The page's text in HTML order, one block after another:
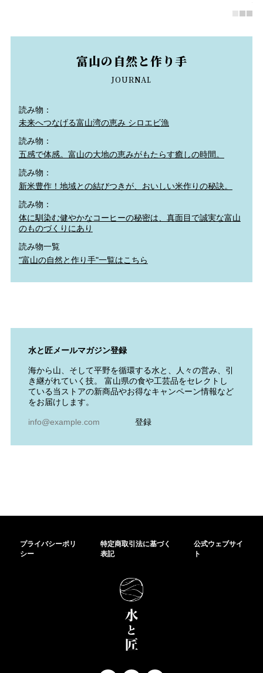
富山の自然と作り手
JOURNAL
読み物：
未来へつなげる富山湾の恵み シロエビ漁
読み物：
五感で体感。富山の大地の恵みがもたらす癒しの時間。
読み物：
新米豊作！地域との結びつきが、おいしい米作りの秘訣。
読み物：
体に馴染む健やかなコーヒーの秘密は、真面目で誠実な富山
のものづくりにあり
読み物一覧
"富山の自然と作り手"一覧はこちら
水と匠メールマガジン登録
海から山、そして平野を循環する水と、人々の営み、引
き継がれていく技。 富山県の食や工芸品をセレクトし
ている当ストアの新商品やお得なキャンペーン情報など
をお届けします。
登録
プライバシーポリ
シー
特定商取引法に基づく
表記
公式ウェブサイ
ト